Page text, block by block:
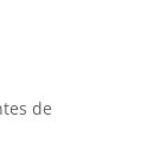
de